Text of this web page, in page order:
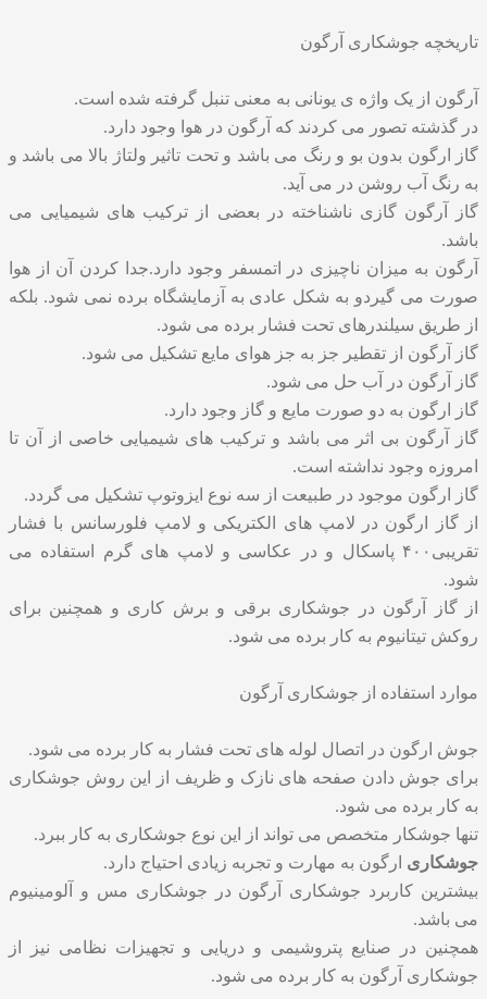
تاریخچه جوشکاری آرگون
آرگون از یک واژه ی یونانی به معنی تنبل گرفته شده است.
در گذشته تصور می کردند که آرگون در هوا وجود دارد.
گاز ارگون بدون بو و رنگ می باشد و تحت تاثیر ولتاژ بالا می باشد و
به رنگ آب روشن در می آید.
گاز آرگون گازی ناشناخته در بعضی از ترکیب های شیمیایی می
باشد.
آرگون به میزان ناچیزی در اتمسفر وجود دارد.جدا کردن آن از هوا
صورت می گیردو به شکل عادی به آزمایشگاه برده نمی شود. بلکه
از طریق سیلندرهای تحت فشار برده می شود.
گاز آرگون از تقطیر جز به جز هوای مایع تشکیل می شود.
گاز آرگون در آب حل می شود.
گاز ارگون به دو صورت مایع و گاز وجود دارد.
گاز آرگون بی اثر می باشد و ترکیب های شیمیایی خاصی از آن تا
امروزه وجود نداشته است.
گاز ارگون موجود در طبیعت از سه نوع ایزوتوپ تشکیل می گردد.
از گاز ارگون در لامپ های الکتریکی و لامپ فلورسانس با فشار
تقریبی۴۰۰ پاسکال و در عکاسی و لامپ های گرم استفاده می
شود.
از گاز آرگون در جوشکاری برقی و برش کاری و همچنین برای
روکش تیتانیوم به کار برده می شود.
موارد استفاده از جوشکاری آرگون
جوش ارگون در اتصال لوله های تحت فشار به کار برده می شود.
برای جوش دادن صفحه های نازک و ظریف از این روش جوشکاری
به کار برده می شود.
تنها جوشکار متخصص می تواند از این نوع جوشکاری به کار ببرد.
جوشکاری ارگون به مهارت و تجربه زیادی احتیاج دارد.
بیشترین کاربرد جوشکاری آرگون در جوشکاری مس و آلومینیوم
می باشد.
همچنین در صنایع پتروشیمی و دریایی و تجهیزات نظامی نیز از
جوشکاری آرگون به کار برده می شود.